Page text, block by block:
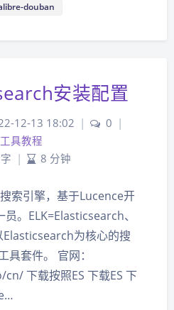
douban
安装配置
12-13 18:02 | 0 |
工具教程
| 8 分钟
索引擎，基于Lucence开
。ELK=Elasticsearch、
为核心的搜
具套件。 官网：
下载按照ES 下载ES 下